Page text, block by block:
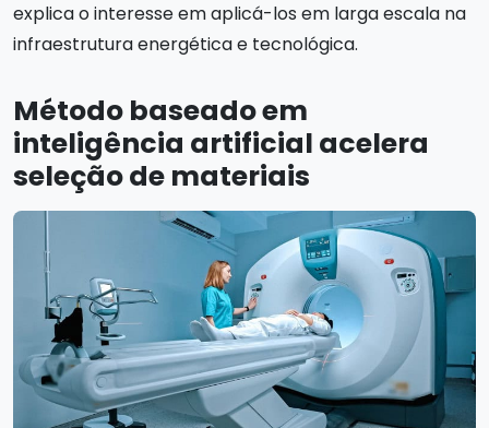
explica o interesse em aplicá-los em larga escala na
infraestrutura energética e tecnológica.
Método baseado em
inteligência artificial acelera
seleção de materiais